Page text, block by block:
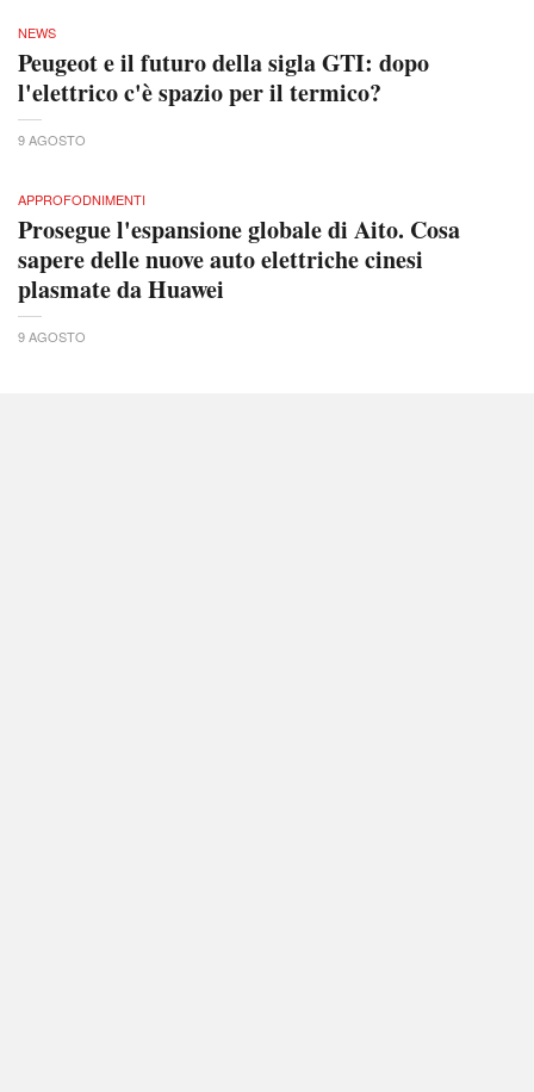
NEWS
Peugeot e il futuro della sigla GTI: dopo
l'elettrico c'è spazio per il termico?
9 AGOSTO
APPROFODNIMENTI
Prosegue l'espansione globale di Aito. Cosa
sapere delle nuove auto elettriche cinesi
plasmate da Huawei
9 AGOSTO